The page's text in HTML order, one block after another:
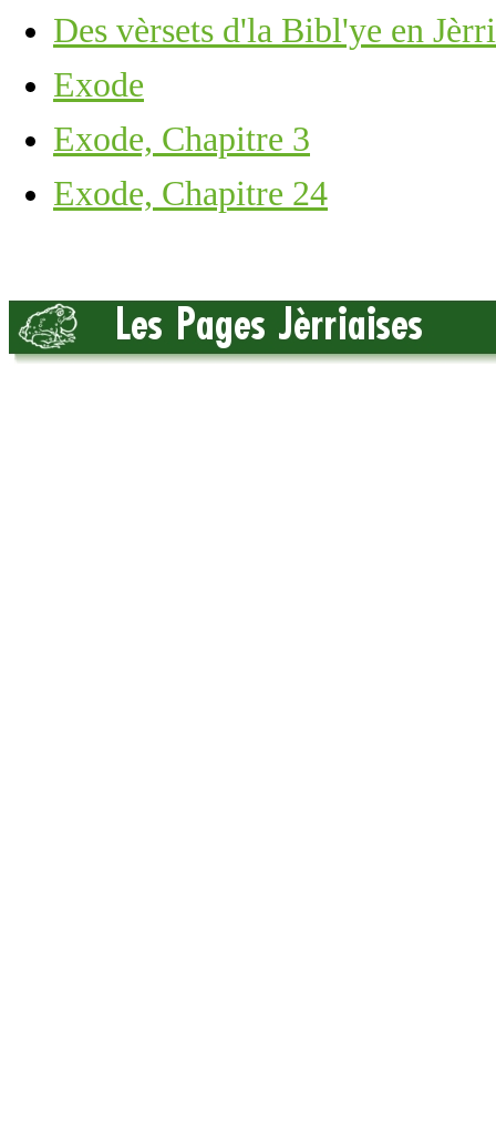
Des vèrsets d'la Bibl'ye en
Exode
Exode, Chapitre 3
Exode, Chapitre 24